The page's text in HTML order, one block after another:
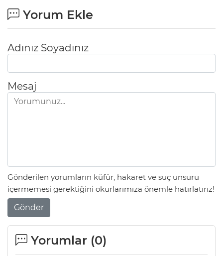
Yorum Ekle
Adınız Soyadınız
Mesaj
Gönderilen yorumların küfür, hakaret ve suç unsuru
içermemesi gerektiğini okurlarımıza önemle hatırlatırız!
Gönder
Yorumlar (0)